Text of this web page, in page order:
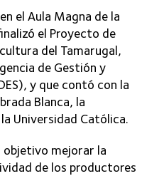
el Aula Magna de la
el Proyecto de
del Tamarugal,
de Gestión y
y que contó con la
Blanca, la
Universidad Católica.
mejorar la
de los productores